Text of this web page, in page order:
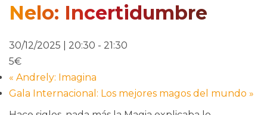
Nelo: Incertidumbre
30/12/2025 | 20:30 - 21:30
5€
« Andrely: Imagina
Gala Internacional: Los mejores magos del mundo »